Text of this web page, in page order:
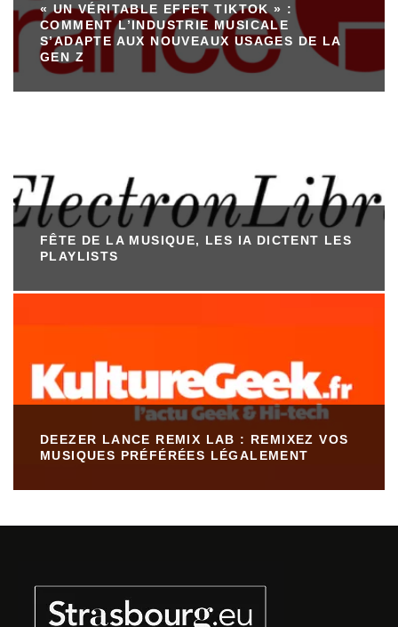
« UN VÉRITABLE EFFET TIKTOK » :
COMMENT L’INDUSTRIE MUSICALE
S’ADAPTE AUX NOUVEAUX USAGES DE LA
GEN Z
FÊTE DE LA MUSIQUE, LES IA DICTENT LES
PLAYLISTS
DEEZER LANCE REMIX LAB : REMIXEZ VOS
MUSIQUES PRÉFÉRÉES LÉGALEMENT